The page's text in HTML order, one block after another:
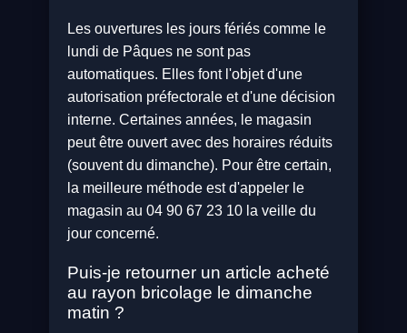
Les ouvertures les jours fériés comme le
lundi de Pâques ne sont pas
automatiques. Elles font l'objet d'une
autorisation préfectorale et d'une décision
interne. Certaines années, le magasin
peut être ouvert avec des horaires réduits
(souvent du dimanche). Pour être certain,
la meilleure méthode est d'appeler le
magasin au 04 90 67 23 10 la veille du
jour concerné.
Puis-je retourner un article acheté
au rayon bricolage le dimanche
matin ?